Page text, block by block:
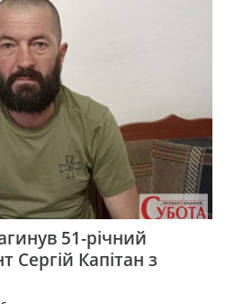
51-річний
Сергій Капітан з